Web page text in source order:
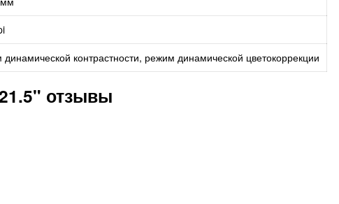
контрастности, режим динамической цветокоррекции
отзывы